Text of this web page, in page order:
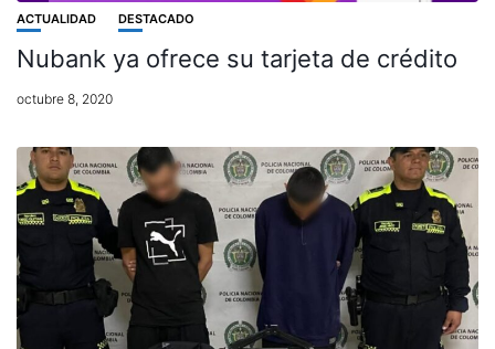
ACTUALIDAD DESTACADO
Nubank ya ofrece su tarjeta de crédito
octubre 8, 2020